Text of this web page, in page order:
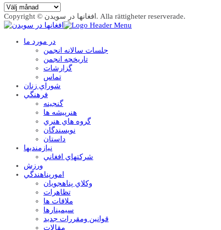
Arkiv
Copyright © افغانها در سویدن. Alla rättigheter reserverade.
در مورد ما
جلسات سالانه انجمن
تاریخچه انجمن
گزارشات
تماس
شوراي زنان
فرهنگي
گنجينه
هنرپيشه ها
گروه هاي هنري
نويسندگان
داستان
نيازمنديها
شرکتهاي افغاني
ورزش
امورپناهندگي
وکلاي پناهجويان
تظاهرات
ملاقات ها
سيمينارها
قوانين ومقررات جديد
مقالات